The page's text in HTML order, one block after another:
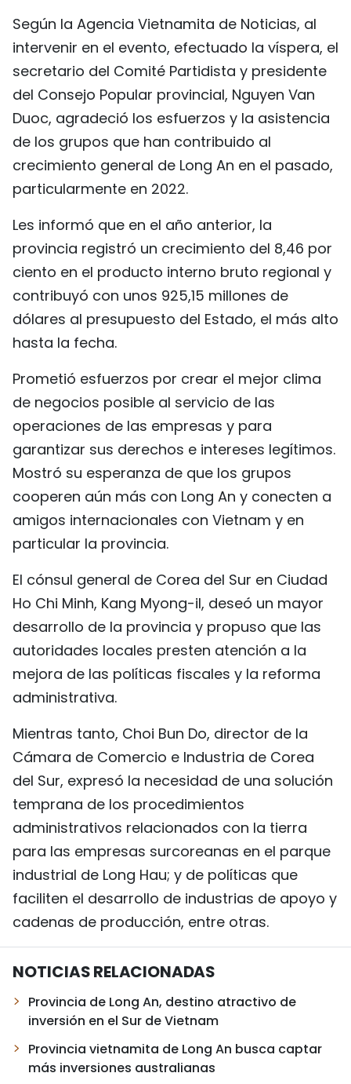
FRANÇAIS
РУССКИЙ
Según la Agencia Vietnamita de Noticias, al
intervenir en el evento, efectuado la víspera, el
secretario del Comité Partidista y presidente
del Consejo Popular provincial, Nguyen Van
Duoc, agradeció los esfuerzos y la asistencia
de los grupos que han contribuido al
crecimiento general de Long An en el pasado,
particularmente en 2022.
Les informó que en el año anterior, la
provincia registró un crecimiento del 8,46 por
ciento en el producto interno bruto regional y
contribuyó con unos 925,15 millones de
dólares al presupuesto del Estado, el más alto
hasta la fecha.
Prometió esfuerzos por crear el mejor clima
de negocios posible al servicio de las
operaciones de las empresas y para
garantizar sus derechos e intereses legítimos.
Mostró su esperanza de que los grupos
cooperen aún más con Long An y conecten a
amigos internacionales con Vietnam y en
particular la provincia.
El cónsul general de Corea del Sur en Ciudad
Ho Chi Minh, Kang Myong-il, deseó un mayor
desarrollo de la provincia y propuso que las
autoridades locales presten atención a la
mejora de las políticas fiscales y la reforma
administrativa.
Mientras tanto, Choi Bun Do, director de la
Cámara de Comercio e Industria de Corea
del Sur, expresó la necesidad de una solución
temprana de los procedimientos
administrativos relacionados con la tierra
para las empresas surcoreanas en el parque
industrial de Long Hau; y de políticas que
faciliten el desarrollo de industrias de apoyo y
cadenas de producción, entre otras.
NOTICIAS RELACIONADAS
Provincia de Long An, destino atractivo de
inversión en el Sur de Vietnam
Provincia vietnamita de Long An busca captar
más inversiones australianas